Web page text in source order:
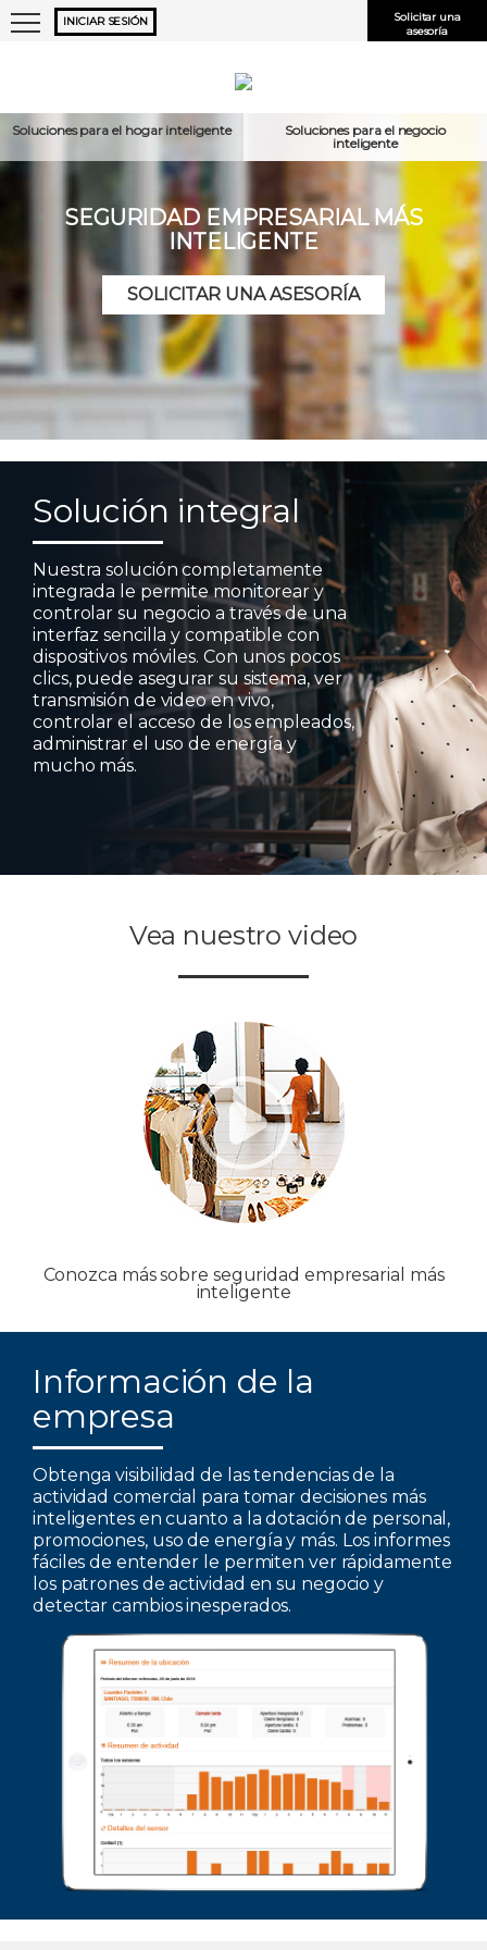
INICIAR SESIÓN
Solicitar una
asesoría
Soluciones para el hogar inteligente
Soluciones para el negocio
inteligente
SEGURIDAD EMPRESARIAL MÁS
INTELIGENTE
SOLICITAR UNA ASESORÍA
No cerrar sesión
¿Olvidó elnombre de usuarioo la contraseña?
Solución integral
Nuestra solución completamente
integrada le permite monitorear y
controlar su negocio a través de una
interfaz sencilla y compatible con
dispositivos móviles. Con unos pocos
clics, puede asegurar su sistema, ver
transmisión de video en vivo,
controlar el acceso de los empleados,
administrar el uso de energía y
mucho más.
Vea nuestro video
Conozca más sobre seguridad empresarial más
inteligente
Información de la
empresa
Obtenga visibilidad de las tendencias de la
actividad comercial para tomar decisiones más
inteligentes en cuanto a la dotación de personal,
promociones, uso de energía y más. Los informes
fáciles de entender le permiten ver rápidamente
los patrones de actividad en su negocio y
detectar cambios inesperados.